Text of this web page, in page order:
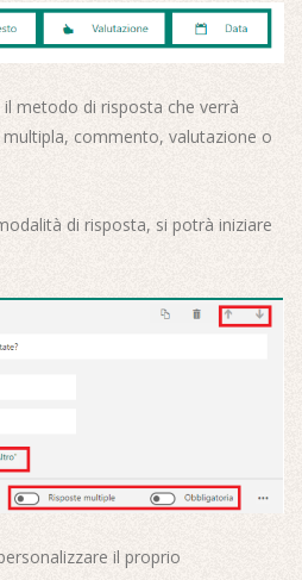
metodo di risposta che verrà
commento, valutazione o
di risposta, si potrà iniziare
il proprio